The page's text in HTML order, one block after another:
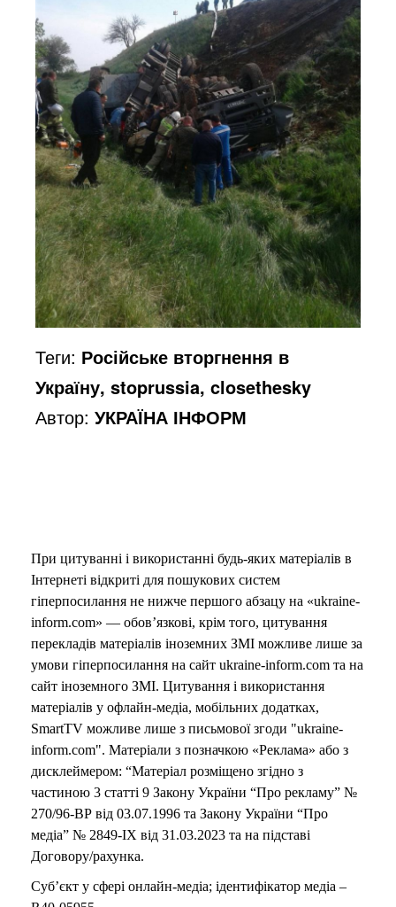
Теги: Російське вторгнення в
Україну, stoprussia, closethesky
Автор:УКРАЇНА ІНФОРМ
При цитуванні і використанні будь-яких матеріалів в
Інтернеті відкриті для пошукових систем
гіперпосилання не нижче першого абзацу на «ukraine-
inform.com» — обов’язкові, крім того, цитування
перекладів матеріалів іноземних ЗМІ можливе лише за
умови гіперпосилання на сайт ukraine-inform.com та на
сайт іноземного ЗМІ. Цитування і використання
матеріалів у офлайн-медіа, мобільних додатках,
SmartTV можливе лише з письмової згоди "ukraine-
inform.com". Матеріали з позначкою «Реклама» або з
дисклеймером: “Матеріал розміщено згідно з
частиною 3 статті 9 Закону України “Про рекламу” №
270/96-ВР від 03.07.1996 та Закону України “Про
медіа” № 2849-IX від 31.03.2023 та на підставі
Договору/рахунка.
Суб’єкт у сфері онлайн-медіа; ідентифікатор медіа –